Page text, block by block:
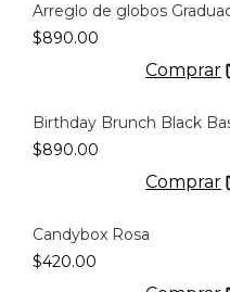
Arreglo de globos
$890.00
Birthday Brunch Black
$890.00
Candybox Rosa
$420.00